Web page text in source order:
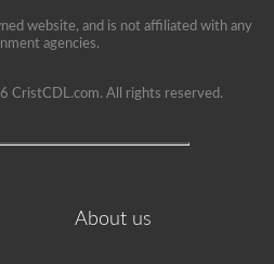
website, and is not affiliated with any
agencies.
All rights reserved.
About us